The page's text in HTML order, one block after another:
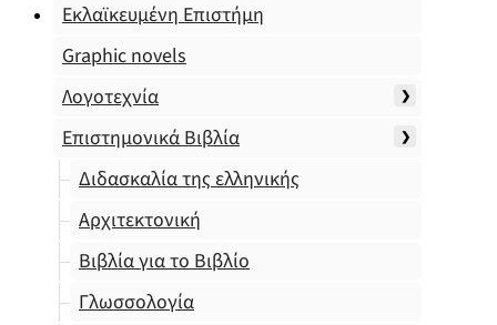
Εκλαϊκευμένη Επιστήμη
Graphic novels
Λογοτεχνία
Επιστημονικά Βιβλία
Διδασκαλία της ελληνικής
Αρχιτεκτονική
Βιβλία για το Βιβλίο
Γλωσσολογία